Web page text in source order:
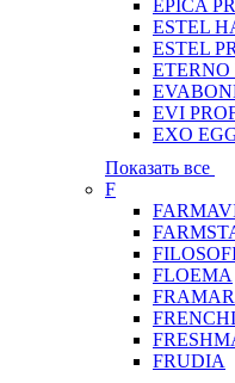
EPICA
ESTEL
ESTEL
ETERNO
EVI
EXO
Показать все
F
FLOEMA
FRAMAR
FRENCHI
FRUDIA